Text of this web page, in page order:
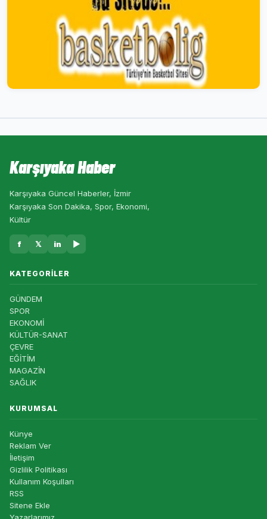
Karşıyaka Haber
Karşıyaka Güncel Haberler, İzmir
Karşıyaka Son Dakika, Spor, Ekonomi,
Kültür
f 𝕏 in ▶
KATEGORILER
GÜNDEM
SPOR
EKONOMİ
KÜLTÜR-SANAT
ÇEVRE
EĞİTİM
MAGAZİN
SAĞLIK
KURUMSAL
Künye
Reklam Ver
İletişim
Gizlilik Politikası
Kullanım Koşulları
RSS
Sitene Ekle